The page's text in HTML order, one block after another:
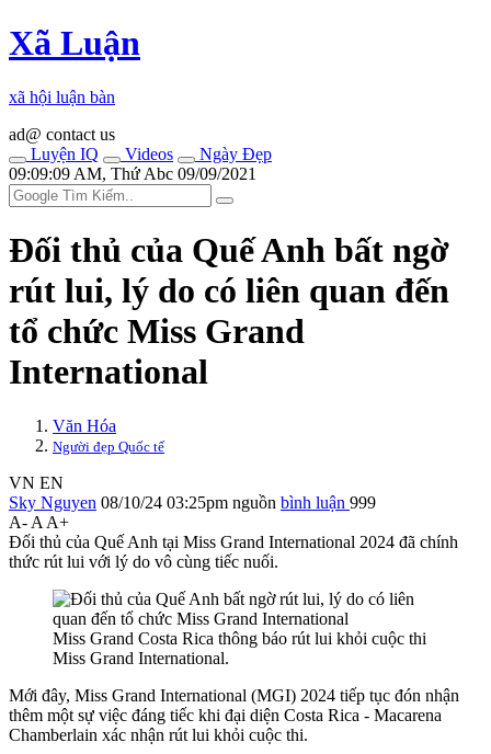
Xã Luận
xã hội luận bàn
ad@ contact us
Luyện IQ
Videos
Ngày Đẹp
09:09:09 AM, Thứ Abc 09/09/2021
Đối thủ của Quế Anh bất ngờ
rút lui, lý do có liên quan đến
tổ chức Miss Grand
International
Văn Hóa
Người đẹp Quốc tế
VN EN
Sky Nguyen 08/10/24 03:25pm nguồn bình luận 999
A- A A+
Đối thủ của Quế Anh tại Miss Grand International 2024 đã chính
thức rút lui với lý do vô cùng tiếc nuối.
Miss Grand Costa Rica thông báo rút lui khỏi cuộc thi
Miss Grand International.
Mới đây, Miss Grand International (MGI) 2024 tiếp tục đón nhận
thêm một sự việc đáng tiếc khi đại diện Costa Rica - Macarena
Chamberlain xác nhận rút lui khỏi cuộc thi.